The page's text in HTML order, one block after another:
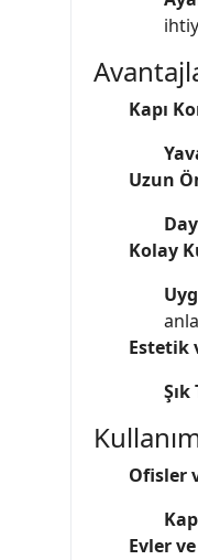
Kapı
Uzun
Kolay
Estetik
Şık
Ofisler
Evler